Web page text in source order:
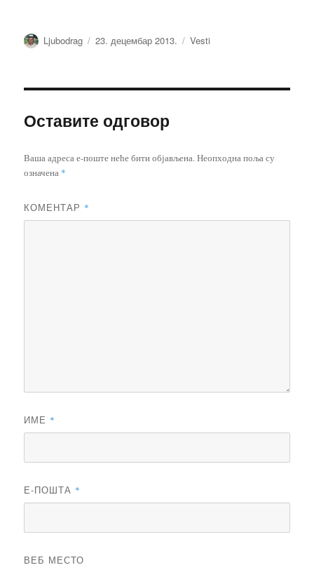
Аутор
Ljubodrag Објављено
23. децембар 2013. Категорије
Vesti
Оставите одговор
Ваша адреса е-поште неће бити објављена.Неопходна поља су
означена *
КОМЕНТАР *
ИМЕ *
Е-ПОШТА *
ВЕБ МЕСТО